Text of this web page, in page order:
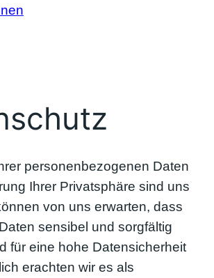
personenbezogenen Daten
Ihrer Privatsphäre sind uns
von uns erwarten, dass
sensibel und sorgfältig
für eine hohe Datensicherheit
erachten wir es als